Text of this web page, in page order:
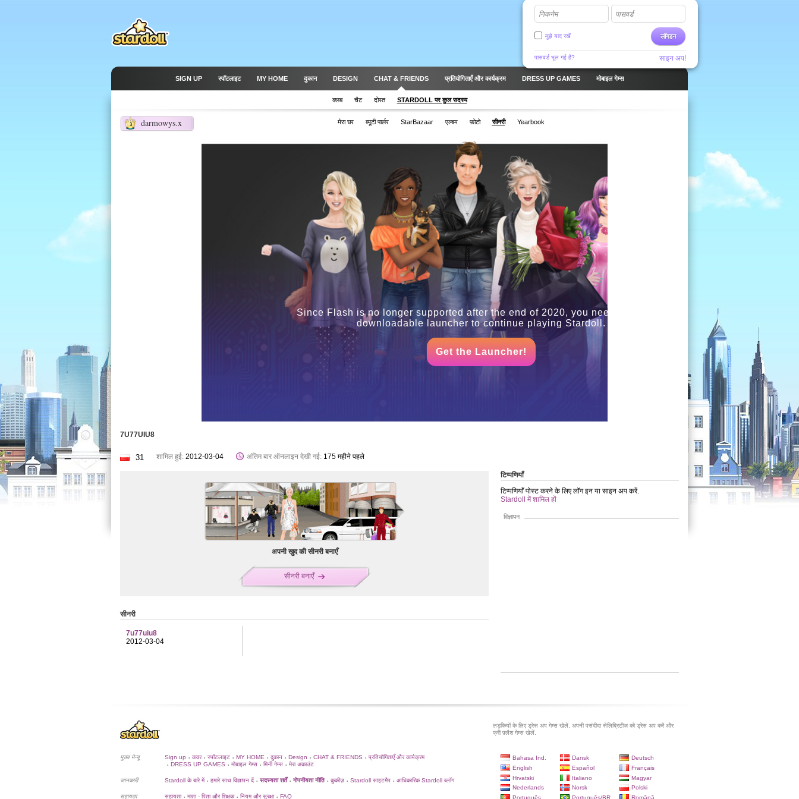
निकनेम पासवर्ड
लॉगइन
मुझे याद रखें
पासवर्ड भूल गई हैं? साइन अप!
SIGN UP स्पॉटलाइट MY HOME दुकान DESIGN CHAT & FRIENDS प्रतियोगिताएँ और कार्यक्रम DRESS UP GAMES मोबाइल गेम्स
क्लब चैट दोस्त STARDOLL पर कुल सदस्य
darmowys.x
3 मेरा घर ब्यूटी पार्लर StarBazaar एल्बम फ़ोटो सीनरी Yearbook
Since Flash is no longer supported after the end of 2020, you need to use the
downloadable launcher to continue playing Stardoll.
Get the Launcher!
7U77UIU8
31 शामिल हुई: 2012-03-04 अंतिम बार ऑनलाइन देखी गई: 175 महीने पहले
अपनी खुद की सीनरी बनाएँ
सीनरी बनाएँ
सीनरी
7u77uiu8
2012-03-04
टिप्पणियाँ
टिप्पणियाँ पोस्ट करने के लिए लॉग इन या साइन अप करें.
Stardoll में शामिल हों
विज्ञापन
लड़कियों के लिए ड्रेस अप गेम्स खेलें, अपनी पसंदीदा सेलिब्रिटीज़ को ड्रेस अप करें और
फ्री फ़्लैश गेम्स खेलें.
मुख्य मेन्यू Sign up • कवर • स्पॉटलाइट • MY HOME • दुकान • Design • CHAT & FRIENDS • प्रतियोगिताएँ और कार्यक्रम
• DRESS UP GAMES • मोबाइल गेम्स • मिनी गेम्स • मेरा अकाउंट
जानकारी Stardoll के बारे में • हमारे साथ विज्ञापन दें • सदस्यता शर्तें • गोपनीयता नीति • कुकीज़ • Stardoll साइटमैप • आधिकारिक Stardoll ब्लॉग
सहायता सहायता • माता - पिता और शिक्षक • नियम और सुरक्षा • FAQ
Bahasa Ind. Dansk
Deutsch
English
Español
Français
Hrvatski
Italiano
Magyar
Nederlands
Norsk
Polski
Português
Português/BR Română